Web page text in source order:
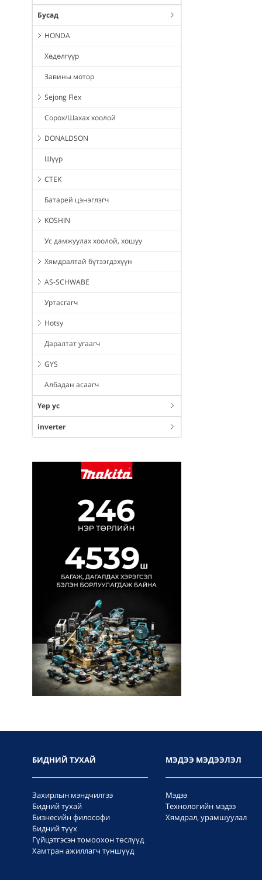
Бусад
HONDA
Хөдөлгүүр
Завины мотор
Sejong Flex
Сорох/Шахах хоолой
DONALDSON
Шүүр
CTEK
Батарей цэнэглэгч
KOSHIN
Ус дамжуулах хоолой, хошуу
Хямдралтай бүтээгдэхүүн
AS-SCHWABE
Уртасгагч
Hotsy
Даралтат угаагч
GYS
Албадан асаагч
Үер ус
inverter
БИДНИЙ ТУХАЙ
Захирлын мэндчилгээ
Бидний тухай
Бизнесийн философи
Бидний түүх
Гүйцэтгэсэн томоохон төслүүд
Хамтран ажиллагч түншүүд
МЭДЭЭ МЭДЭЭЛЭЛ
Мэдээ
Технологийн мэдээ
Хямдрал, урамшуулал